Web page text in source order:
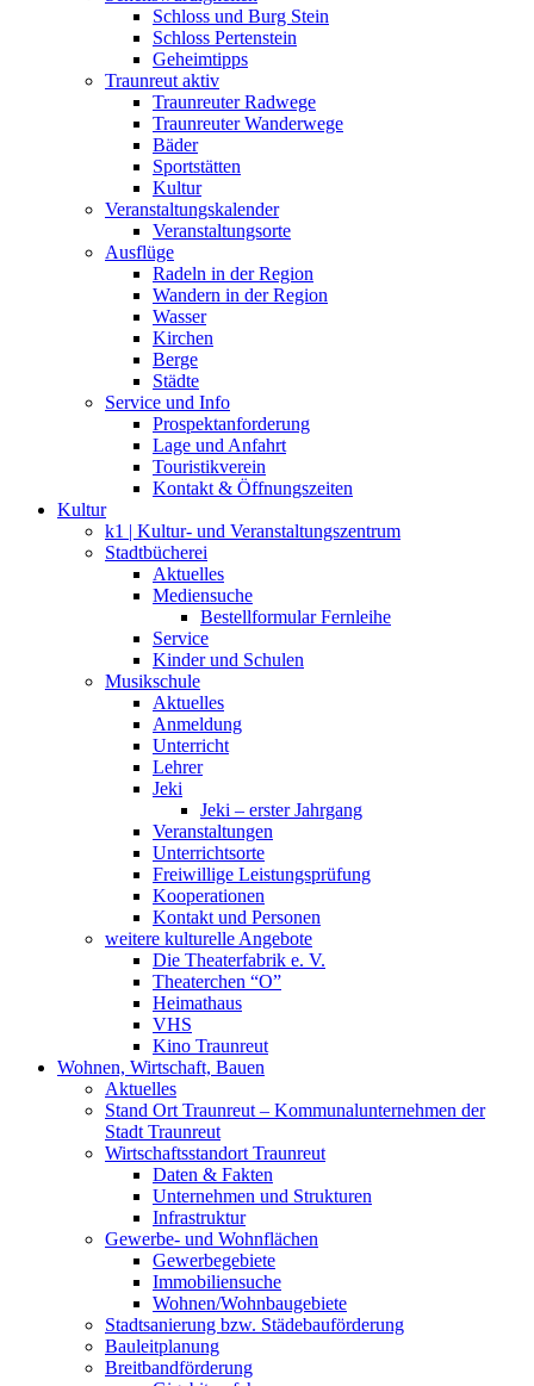
Schloss und Burg Stein
Schloss Pertenstein
Geheimtipps
Traunreut aktiv
Traunreuter Radwege
Traunreuter Wanderwege
Bäder
Sportstätten
Kultur
Veranstaltungskalender
Veranstaltungsorte
Ausflüge
Radeln in der Region
Wandern in der Region
Wasser
Kirchen
Berge
Städte
Service und Info
Prospektanforderung
Lage und Anfahrt
Touristikverein
Kontakt & Öffnungszeiten
Kultur
k1 | Kultur- und Veranstaltungszentrum
Stadtbücherei
Aktuelles
Mediensuche
Bestellformular Fernleihe
Service
Kinder und Schulen
Musikschule
Aktuelles
Anmeldung
Unterricht
Lehrer
Jeki
Jeki – erster Jahrgang
Veranstaltungen
Unterrichtsorte
Freiwillige Leistungsprüfung
Kooperationen
Kontakt und Personen
weitere kulturelle Angebote
Die Theaterfabrik e. V.
Theaterchen “O”
Heimathaus
VHS
Kino Traunreut
Wohnen, Wirtschaft, Bauen
Aktuelles
Stand Ort Traunreut – Kommunalunternehmen der
Stadt Traunreut
Wirtschaftsstandort Traunreut
Daten & Fakten
Unternehmen und Strukturen
Infrastruktur
Gewerbe- und Wohnflächen
Gewerbegebiete
Immobiliensuche
Wohnen/Wohnbaugebiete
Stadtsanierung bzw. Städebauförderung
Bauleitplanung
Breitbandförderung